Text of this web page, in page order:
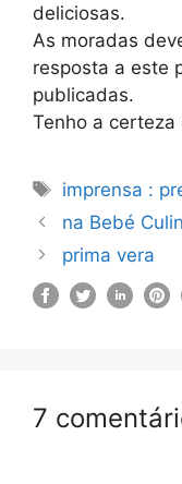
deliciosas.
As moradas
resposta a este
publicadas.
Tenho a
Etiquetas
imprensa :
na Bebé
prima vera
7